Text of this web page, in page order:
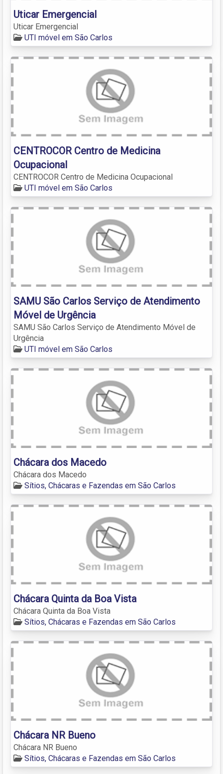
Uticar Emergencial
Uticar Emergencial
UTI móvel em São Carlos
CENTROCOR Centro de Medicina
Ocupacional
CENTROCOR Centro de Medicina Ocupacional
UTI móvel em São Carlos
SAMU São Carlos Serviço de Atendimento
Móvel de Urgência
SAMU São Carlos Serviço de Atendimento Móvel de
Urgência
UTI móvel em São Carlos
Chácara dos Macedo
Chácara dos Macedo
Sítios, Chácaras e Fazendas em São Carlos
Chácara Quinta da Boa Vista
Chácara Quinta da Boa Vista
Sítios, Chácaras e Fazendas em São Carlos
Chácara NR Bueno
Chácara NR Bueno
Sítios, Chácaras e Fazendas em São Carlos